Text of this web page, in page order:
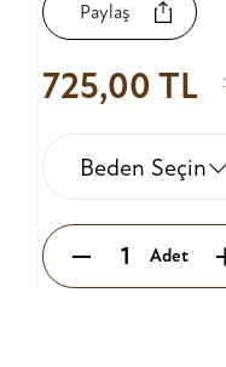
Paylaş
725,00 TL
Beden Seçin
Adet